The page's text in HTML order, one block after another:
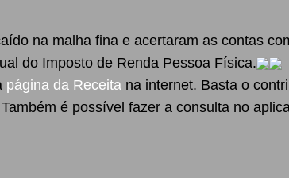
na malha fina e acertaram as contas
do Imposto de Renda Pessoa Física.
página da Receita na internet. Basta o
é possível fazer a consulta no